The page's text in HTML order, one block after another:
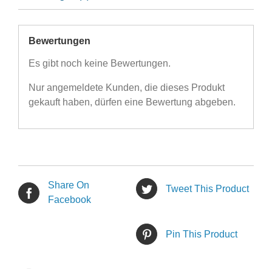
Bewertungen
Es gibt noch keine Bewertungen.
Nur angemeldete Kunden, die dieses Produkt
gekauft haben, dürfen eine Bewertung abgeben.
Share On
Facebook
Tweet This Product
Pin This Product